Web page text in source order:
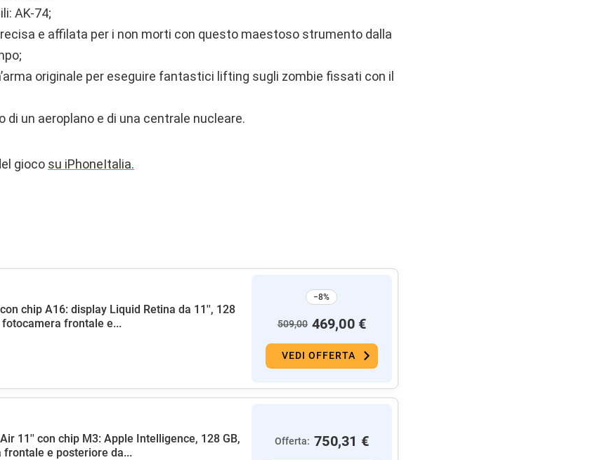
AK-74;
e affilata per i non morti con questo maestoso strumento dalla
originale per eseguire fantastici lifting sugli zombie fissati con il
di un aeroplano e di una centrale nucleare.
gioco su iPhoneItalia.
chip A16: display Liquid Retina da 11'', 128
fotocamera frontale e...
−8%
509,00 469,00 €
VEDI OFFERTA
11'' con chip M3: Apple Intelligence, 128 GB,
e posteriore da...
Offerta: 750,31 €